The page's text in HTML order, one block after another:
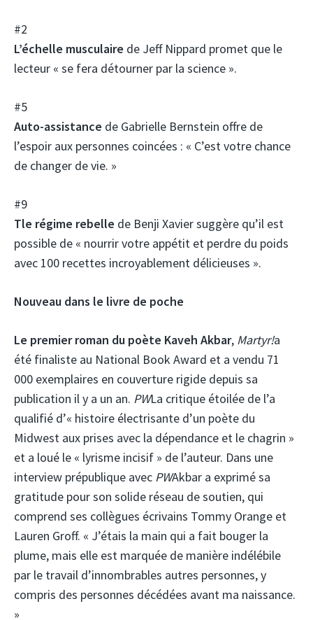
#2
L’échelle musculaire de Jeff Nippard promet que le
lecteur « se fera détourner par la science ».
#5
Auto-assistance de Gabrielle Bernstein offre de
l’espoir aux personnes coincées : « C’est votre chance
de changer de vie. »
#9
Tle régime rebelle de Benji Xavier suggère qu’il est
possible de « nourrir votre appétit et perdre du poids
avec 100 recettes incroyablement délicieuses ».
Nouveau dans le livre de poche
Le premier roman du poète Kaveh Akbar, Martyr!a
été finaliste au National Book Award et a vendu 71
000 exemplaires en couverture rigide depuis sa
publication il y a un an. PWLa critique étoilée de l’a
qualifié d’« histoire électrisante d’un poète du
Midwest aux prises avec la dépendance et le chagrin »
et a loué le « lyrisme incisif » de l’auteur. Dans une
interview prépublique avec PWAkbar a exprimé sa
gratitude pour son solide réseau de soutien, qui
comprend ses collègues écrivains Tommy Orange et
Lauren Groff. « J’étais la main qui a fait bouger la
plume, mais elle est marquée de manière indélébile
par le travail d’innombrables autres personnes, y
compris des personnes décédées avant ma naissance.
»